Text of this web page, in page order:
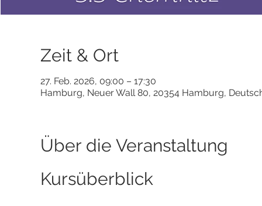
Zeit & Ort
27. Feb. 2026, 09:00 – 17:30
Hamburg, Neuer Wall 80, 20354 Hamburg,
Über die Veranstaltung
Kursüberblick